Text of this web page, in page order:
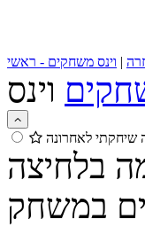
| וינס משחקים - ראשי
שיחקתי לאחרונה
בלחיצה